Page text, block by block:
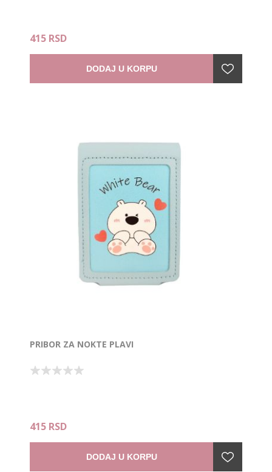
415 RSD
DODAJ U KORPU
PRIBOR ZA NOKTE PLAVI
415 RSD
DODAJ U KORPU